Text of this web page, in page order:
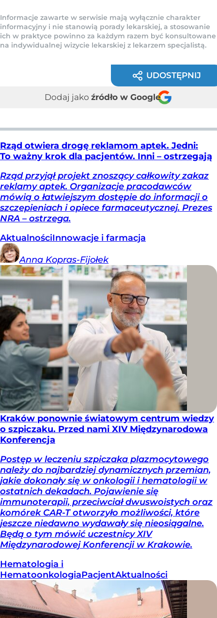
Informacje zawarte w serwisie mają wyłącznie charakter
informacyjny i nie stanowią porady lekarskiej, a stosowanie
ich w praktyce powinno za każdym razem być konsultowane
na indywidualnej wizycie lekarskiej z lekarzem specjalistą.
UDOSTĘPNIJ
Dodaj jako źródło w Google
Rząd otwiera drogę reklamom aptek. Jedni:
To ważny krok dla pacjentów. Inni – ostrzegają
Rząd przyjął projekt znoszący całkowity zakaz
reklamy aptek. Organizacje pracodawców
mówią o łatwiejszym dostępie do informacji o
szczepieniach i opiece farmaceutycznej. Prezes
NRA – ostrzega.
AktualnościInnowacje i farmacja
Anna Kopras-Fijołek
Kraków ponownie światowym centrum wiedzy
o szpiczaku. Przed nami XIV Międzynarodowa
Konferencja
Postęp w leczeniu szpiczaka plazmocytowego
należy do najbardziej dynamicznych przemian,
jakie dokonały się w onkologii i hematologii w
ostatnich dekadach. Pojawienie się
immunoterapii, przeciwciał dwuswoistych oraz
komórek CAR-T otworzyło możliwości, które
jeszcze niedawno wydawały się nieosiągalne.
Będą o tym mówić uczestnicy XIV
Międzynarodowej Konferencji w Krakowie.
Hematologia i
HematoonkologiaPacjentAktualności